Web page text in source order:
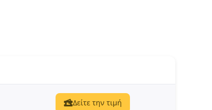
Δείτε την τιμή